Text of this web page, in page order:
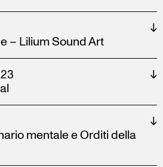
↓
– Lilium Sound Art
↓
↓
mentale e Orditi della